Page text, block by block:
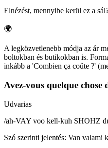
Elnézést, mennyibe kerül ez a
🌍
A legközvetlenebb módja az ár
boltokban és butikokban is.
inkább a 'Combien ça coûte ?'
Avez-vous quelque chose
Udvarias
/ah-VAY voo kell-kuh SHOHZ
Szó szerinti jelentés: Van valami